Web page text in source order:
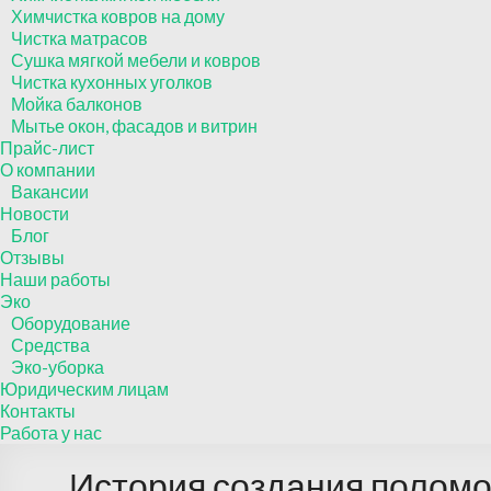
Химчистка ковров на дому
Чистка матрасов
Сушка мягкой мебели и ковров
Чистка кухонных уголков
Мойка балконов
Мытье окон, фасадов и витрин
Прайс-лист
О компании
Вакансии
Новости
Блог
Отзывы
Наши работы
Эко
Оборудование
Средства
Эко-уборка
Юридическим лицам
Контакты
Работа у нас